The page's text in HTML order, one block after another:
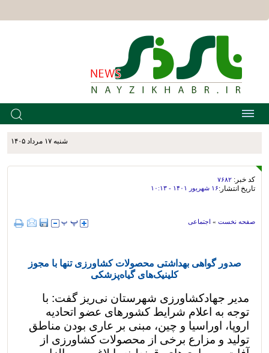
شنبه ۱۷ مرداد ۱۴۰۵
کد خبر: ۷۶۸۲
تاریخ انتشار:۱۶ شهريور ۱۴۰۱ - ۱۰:۱۳
صفحه نخست » اجتماعی
صدور گواهی بهداشتی محصولات کشاورزی تنها با مجوز
کلینیک‌های گیاه‌پزشکی
مدیر جهادکشاورزی شهرستان نی‌ریز گفت: با
توجه به اعلام شرایط کشور‌های عضو اتحادیه
اروپا، اوراسیا و چین، مبنی بر عاری بودن مناطق
تولید و مزارع برخی از محصولات کشاورزی از